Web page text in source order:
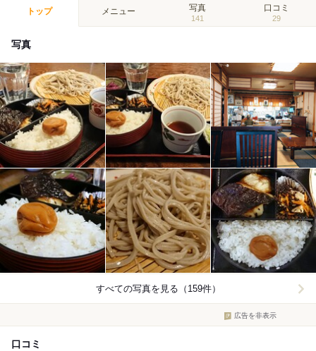
トップ メニュー 写真
141
口コミ
29
写真
すべての写真を見る（159件）
広告を非表示
口コミ